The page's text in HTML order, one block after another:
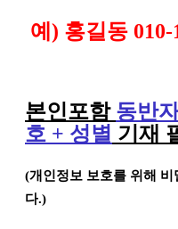
예 ) 홍길동 010-
본인포함 동반
호 + 성별 기재
(개인정보 보호를 위해 비
다.)